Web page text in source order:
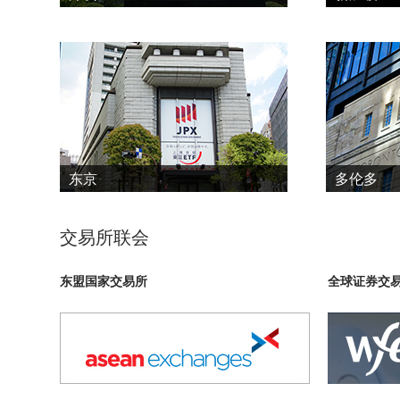
东京 多伦多
交易所联会
东盟国家交易所 全球证券交